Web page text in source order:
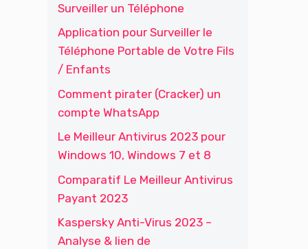
Surveiller un Téléphone
Application pour Surveiller le
Téléphone Portable de Votre Fils
/ Enfants
Comment pirater (Cracker) un
compte WhatsApp
Le Meilleur Antivirus 2023 pour
Windows 10, Windows 7 et 8
Comparatif Le Meilleur Antivirus
Payant 2023
Kaspersky Anti-Virus 2023 –
Analyse & lien de